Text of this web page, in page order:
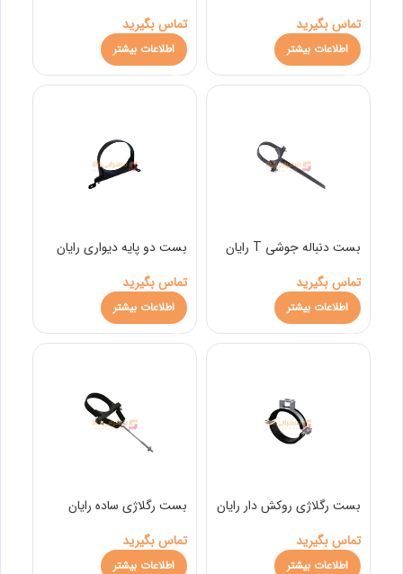
تماس بگیرید
اطلاعات بیشتر
تماس بگیرید
اطلاعات بیشتر
بست دنباله جوشی T رایان
تماس بگیرید
اطلاعات بیشتر
بست دو پایه دیواری رایان
تماس بگیرید
اطلاعات بیشتر
بست رگلاژی روکش دار رایان
تماس بگیرید
اطلاعات بیشتر
بست رگلاژی ساده رایان
تماس بگیرید
اطلاعات بیشتر